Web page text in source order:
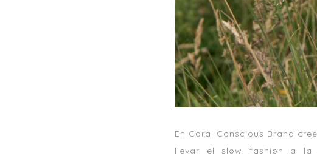
En Coral Conscious Brand
llevar el slow fashion a la